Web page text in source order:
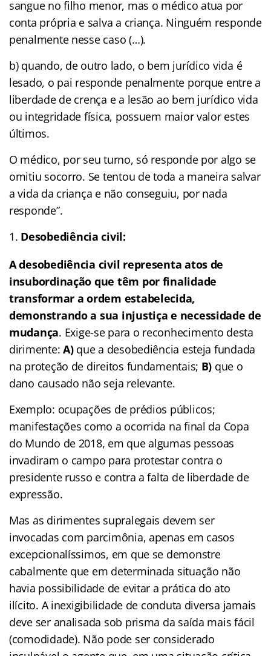
sangue no filho menor, mas o médico atua por
conta própria e salva a criança. Ninguém responde
penalmente nesse caso (…).
b) quando, de outro lado, o bem jurídico vida é
lesado, o pai responde penalmente porque entre a
liberdade de crença e a lesão ao bem jurídico vida
ou integridade física, possuem maior valor estes
últimos.
O médico, por seu turno, só responde por algo se
omitiu socorro. Se tentou de toda a maneira salvar
a vida da criança e não conseguiu, por nada
responde”.
Desobediência civil:
A desobediência civil representa atos de
insubordinação que têm por finalidade
transformar a ordem estabelecida,
demonstrando a sua injustiça e necessidade de
mudança. Exige-se para o reconhecimento desta
dirimente:A)que a desobediência esteja fundada
na proteção de direitos fundamentais; B) que o
dano causado não seja relevante.
Exemplo: ocupações de prédios públicos;
manifestações como a ocorrida na final da Copa
do Mundo de 2018, em que algumas pessoas
invadiram o campo para protestar contra o
presidente russo e contra a falta de liberdade de
expressão.
Mas as dirimentes supralegais devem ser
invocadas com parcimônia, apenas em casos
excepcionalíssimos, em que se demonstre
cabalmente que em determinada situação não
havia possibilidade de evitar a prática do ato
ilícito. A inexigibilidade de conduta diversa jamais
deve ser analisada sob prisma da saída mais fácil
(comodidade). Não pode ser considerado